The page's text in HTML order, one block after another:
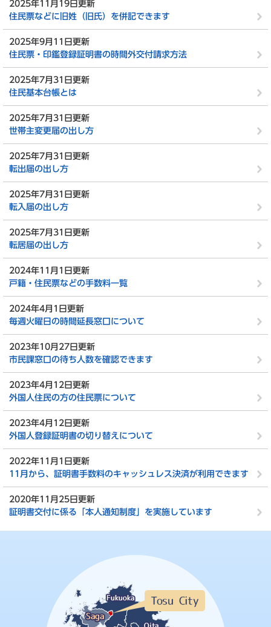
2025年11月19日更新
住民票などに旧姓（旧氏）を併記できます
2025年9月11日更新
住民票・印鑑登録証明書の時間外交付請求方法
2025年7月31日更新
住民基本台帳とは
2025年7月31日更新
世帯主変更届の出し方
2025年7月31日更新
転出届の出し方
2025年7月31日更新
転入届の出し方
2025年7月31日更新
転居届の出し方
2024年11月1日更新
戸籍・住民票などの手数料一覧
2024年4月1日更新
毎週火曜日の時間延長窓口について
2023年10月27日更新
市民課窓口の待ち人数を確認できます
2023年4月12日更新
外国人住民の方の住民票について
2023年4月12日更新
外国人登録証明書の切り替えについて
2022年11月1日更新
11月から、証明書手数料のキャッシュレス決済が利用できます
2020年11月25日更新
証明書交付に係る「本人通知制度」を実施しています